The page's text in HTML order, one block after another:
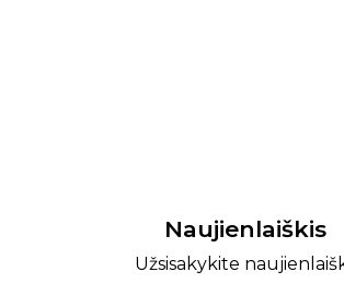
Naujienlaiškis
Užsisakykite